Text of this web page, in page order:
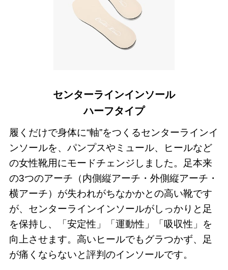
センターラインインソール
ハーフタイプ
履くだけで身体に“軸”をつくるセンターラインイ
ンソールを、パンプスやミュール、ヒールなど
の女性靴用にモードチェンジしました。足本来
の3つのアーチ（内側縦アーチ・外側縦アーチ・
横アーチ）が失われがちなかかとの高い靴です
が、センターラインインソールがしっかりと足
を保持し、「安定性」「運動性」「吸収性」を
向上させます。高いヒールでもグラつかず、足
が痛くならないと評判のインソールです。